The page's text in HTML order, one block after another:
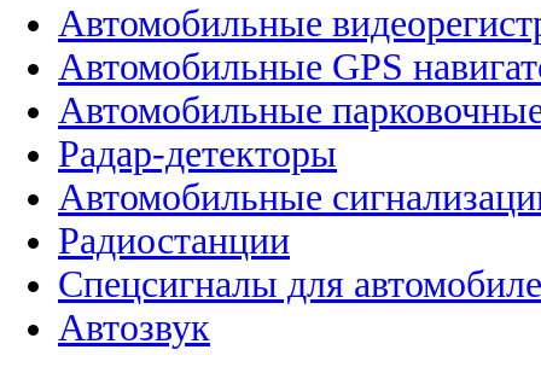
Автомобильные
Автомобильные GPS
Автомобильные
Радар-детекторы
Автомобильные
Радиостанции
Спецсигналы для
Автозвук